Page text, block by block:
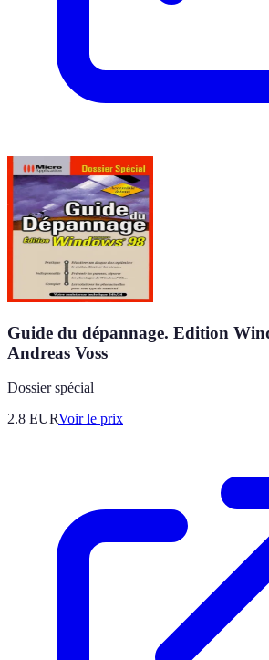
Guide du dépannage. Edition
Andreas Voss
Dossier spécial
2.8 EURVoir le prix